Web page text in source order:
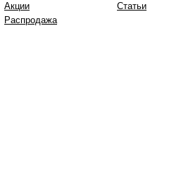
Акции
Распродажа
Статьи